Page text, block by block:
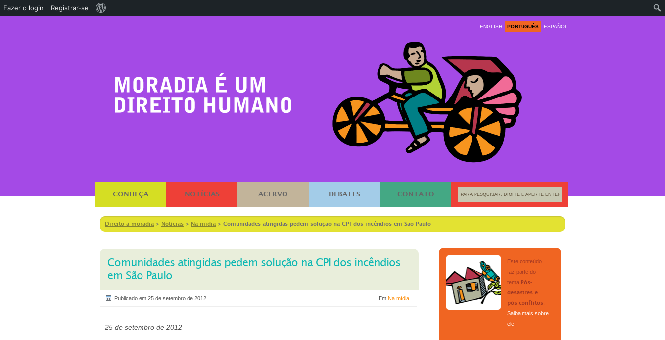
ENGLISH PORTUGUÊS ESPAÑOL
CONHEÇA NOTÍCIAS ACERVO DEBATES CONTATO
Direito à moradia > Notícias > Na mídia > Comunidades atingidas pedem solução na CPI dos incêndios em São Paulo
Comunidades atingidas pedem solução na CPI dos incêndios
em São Paulo
Publicado em 25 de setembro de 2012 Em Na mídia
25 de setembro de 2012
Este conteúdo
faz parte do
tema Pós-
desastres e
pós-conflitos
Saiba mais sobre
ele
Fazer o login Registrar-se